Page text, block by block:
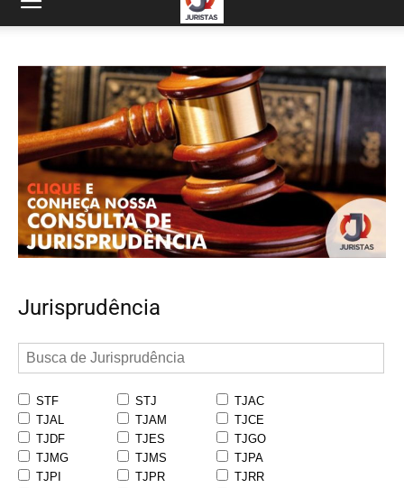
Jurisprudência
STF STJ
TJAC
TJAL
TJAM
TJCE
TJDF
TJES
TJGO
TJMG
TJMS
TJPA
TJPI
TJPR
TJRR